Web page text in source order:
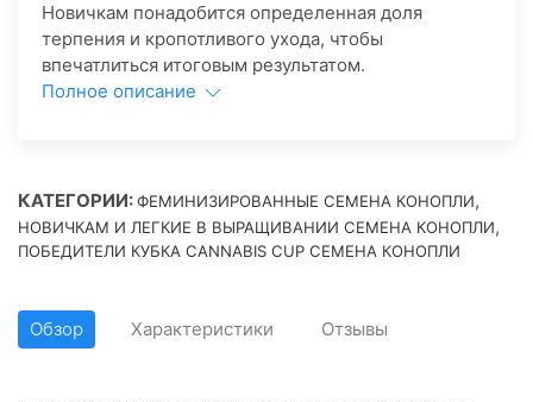
Новичкам понадобится определенная доля
терпения и кропотливого ухода, чтобы
впечатлиться итоговым результатом.
Полное описание
КАТЕГОРИИ:ФЕМИНИЗИРОВАННЫЕ СЕМЕНА КОНОПЛИ,
НОВИЧКАМ И ЛЕГКИЕ В ВЫРАЩИВАНИИ СЕМЕНА КОНОПЛИ,
ПОБЕДИТЕЛИ КУБКА CANNABIS CUP СЕМЕНА КОНОПЛИ
Обзор Характеристики Отзывы